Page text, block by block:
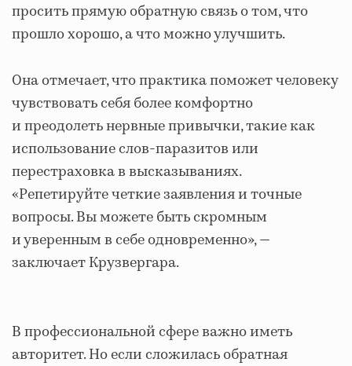
просить прямую обратную связь о том, что
прошло хорошо, а что можно улучшить.
Она отмечает, что практика поможет человеку
чувствовать себя более комфортно
и преодолеть нервные привычки, такие как
использование слов-паразитов или
перестраховка в высказываниях.
«Репетируйте четкие заявления и точные
вопросы. Вы можете быть скромным
и уверенным в себе одновременно», —
заключает Крузвергара.
В профессиональной сфере важно иметь
авторитет. Но если сложилась обратная